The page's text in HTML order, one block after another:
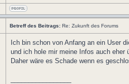
Betreff des Beitrags: Re: Zukunft des Forums
Ich bin schon von Anfang an ein User
und ich hole mir meine Infos auch eher
Daher wäre es Schade wenn es